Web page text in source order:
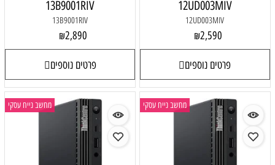
12UD003MIV
12UD003MIV
₪2,590
פרטים נוספים
13B9001RIV
13B9001RIV
₪2,890
פרטים נוספים
מחשב נייח עסקי מחשב נייח עסקי